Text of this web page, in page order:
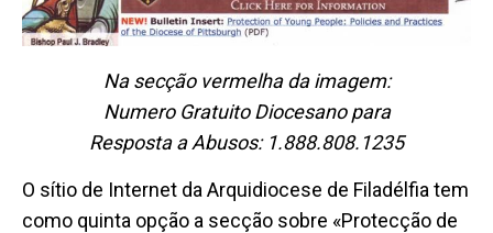
Na secção vermelha da imagem:
Numero Gratuito Diocesano para
RespostaaAbusos: 1.888.808.1235
O sítio de Internet da Arquidiocese de Filadélfia tem
como quinta opção a secção sobre «Protecção de